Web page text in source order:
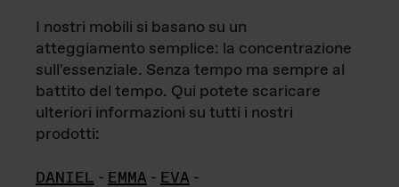
I nostri mobili si basano su un
atteggiamento semplice: la concentrazione
sull'essenziale. Senza tempo ma sempre al
battito del tempo. Qui potete scaricare
ulteriori informazioni su tutti i nostri
prodotti:
DANIEL - EMMA - EVA -